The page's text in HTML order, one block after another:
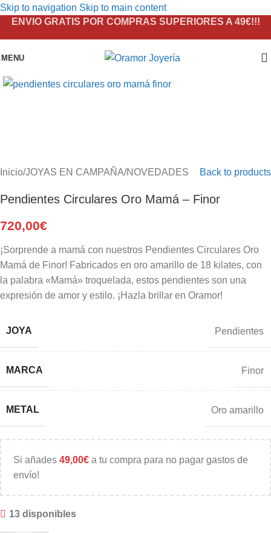
Skip to navigation Skip to main content
ENVIO GRATIS POR COMPRAS SUPERIORES A 49€!!!
MENU
Inicio/JOYAS EN CAMPAÑA/NOVEDADES Back to products
Pendientes Circulares Oro Mamá – Finor
720,00€
¡Sorprende a mamá con nuestros Pendientes Circulares Oro
Mamá de Finor! Fabricados en oro amarillo de 18 kilates, con
la palabra «Mamá» troquelada, estos pendientes son una
expresión de amor y estilo. ¡Hazla brillar en Oramor!
JOYA Pendientes
MARCA Finor
METAL Oro amarillo
Si añades 49,00€ a tu compra para no pagar gastos de
envío!
13 disponibles